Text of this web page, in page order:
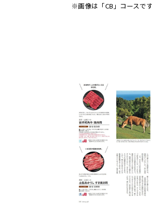
※画像は「CB」コースです